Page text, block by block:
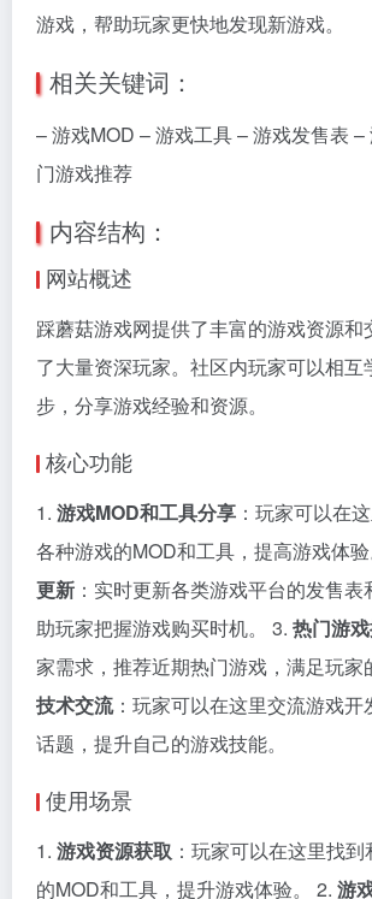
游戏，帮助玩家更快地发现新游戏。
相关关键词：
– 游戏MOD – 游戏工具 – 游戏发售表 –
门游戏推荐
内容结构：
网站概述
踩蘑菇游戏网提供了丰富的游戏资源和
了大量资深玩家。社区内玩家可以相互
步，分享游戏经验和资源。
核心功能
1. 游戏MOD和工具分享 ：玩家可以在
各种游戏的MOD和工具，提高游戏体
更新 ：实时更新各类游戏平台的发售
助玩家把握游戏购买时机。 3. 热门游
家需求，推荐近期热门游戏，满足玩家
技术交流：玩家可以在这里交流游戏开
话题，提升自己的游戏技能。
使用场景
1. 游戏资源获取 ：玩家可以在这里找
的MOD和工具，提升游戏体验。 2. 游